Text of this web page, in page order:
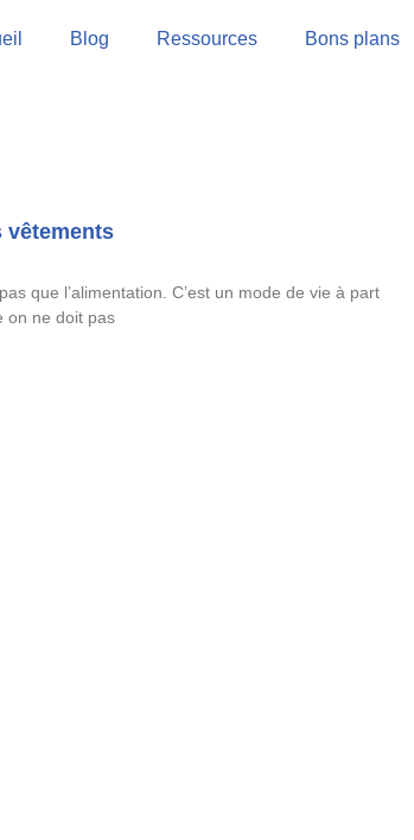
Blog Ressources Bons plans
vêtements
que l’alimentation. C’est un mode de vie à part
on ne doit pas